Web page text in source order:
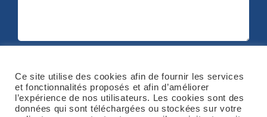
Ce site utilise des cookies afin de fournir les services
et fonctionnalités proposés et afin d’améliorer
l’expérience de nos utilisateurs. Les cookies sont des
données qui sont téléchargées ou stockées sur votre